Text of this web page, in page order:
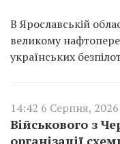
В Ярославській
великому
українських
14:42 6 Серпня, 2026
Військового з
організації